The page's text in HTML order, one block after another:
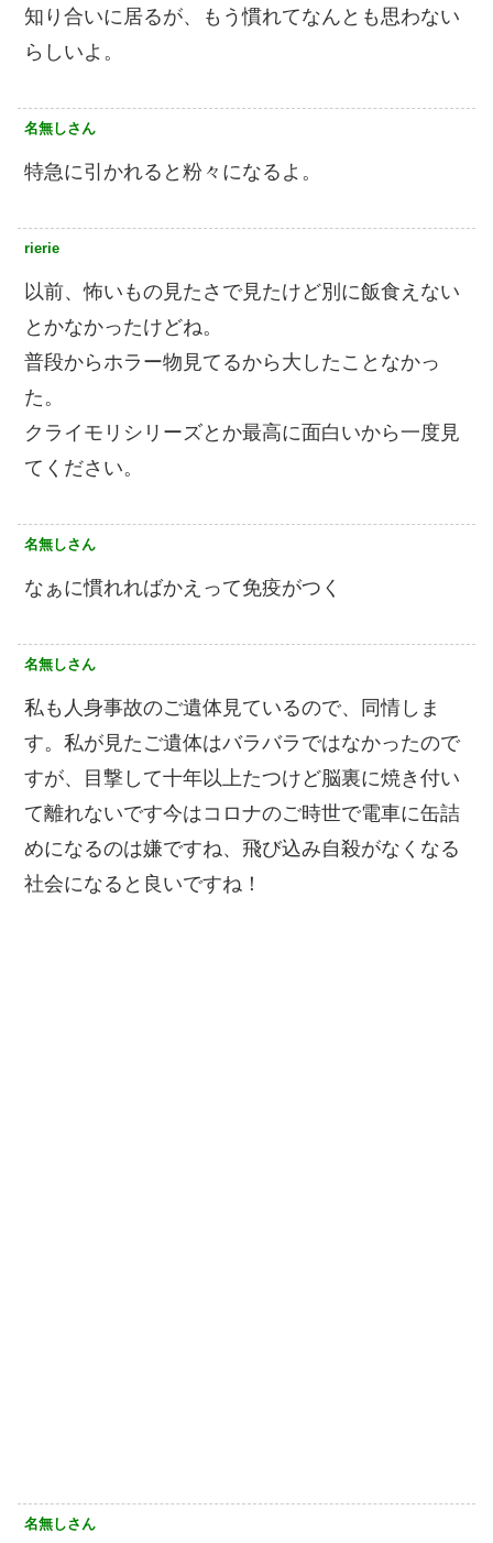
知り合いに居るが、もう慣れてなんとも思わない
らしいよ。
名無しさん
特急に引かれると粉々になるよ。
rierie
以前、怖いもの見たさで見たけど別に飯食えない
とかなかったけどね。
普段からホラー物見てるから大したことなかっ
た。
クライモリシリーズとか最高に面白いから一度見
てください。
名無しさん
なぁに慣れればかえって免疫がつく
名無しさん
私も人身事故のご遺体見ているので、同情しま
す。私が見たご遺体はバラバラではなかったので
すが、目撃して十年以上たつけど脳裏に焼き付い
て離れないです今はコロナのご時世で電車に缶詰
めになるのは嫌ですね、飛び込み自殺がなくなる
社会になると良いですね！
名無しさん